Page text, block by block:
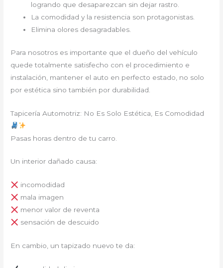
logrando que desaparezcan sin dejar rastro.
La comodidad y la resistencia son protagonistas.
Elimina olores desagradables.
Para nosotros es importante que el dueño del vehículo
quede totalmente satisfecho con el procedimiento e
instalación, mantener el auto en perfecto estado, no solo
por estética sino también por durabilidad.
Tapicería Automotriz: No Es Solo Estética, Es Comodidad
Pasas horas dentro de tu carro.
Un interior dañado causa:
incomodidad
mala imagen
menor valor de reventa
sensación de descuido
En cambio, un tapizado nuevo te da: